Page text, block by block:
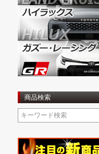
商品検索